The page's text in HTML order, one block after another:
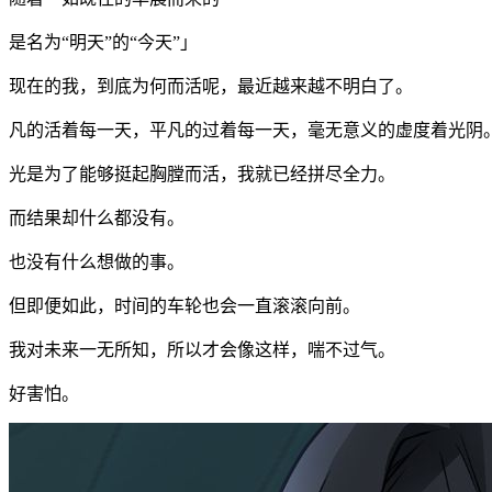
是名为“明天”的“今天”」
现在的我，到底为何而活呢，最近越来越不明白了。
凡的活着每一天，平凡的过着每一天，毫无意义的虚度着光阴
光是为了能够挺起胸膛而活，我就已经拼尽全力。
而结果却什么都没有。
也没有什么想做的事。
但即便如此，时间的车轮也会一直滚滚向前。
我对未来一无所知，所以才会像这样，喘不过气。
好害怕。